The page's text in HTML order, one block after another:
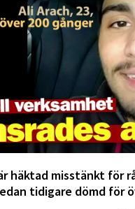
häktad misstänkt för
tidigare dömd för